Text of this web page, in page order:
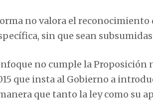
no valora el
sin que sean
no cumple la Proposición
que insta al Gobierno a
que tanto la ley como su